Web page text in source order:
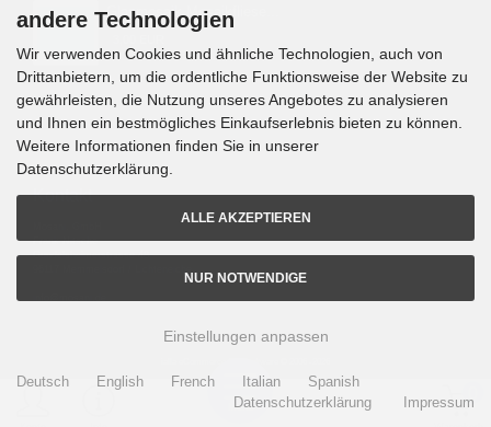
Glasmosaik Mosaikfliese...
Kontakt
Frank Nitsche
Gundelsheimerstrasse 48
Menü
andere Technologien
Wir verwenden Cookies und ähnliche Technologien, auch von
Drittanbietern, um die ordentliche Funktionsweise der Website zu
gewährleisten, die Nutzung unseres Angebotes zu analysieren
und Ihnen ein bestmögliches Einkaufserlebnis bieten zu können.
Weitere Informationen finden Sie in unserer
Datenschutzerklärung.
ALLE AKZEPTIEREN
NUR NOTWENDIGE
Einstellungen anpassen
Deutsch English French Italian
Spanish
Datenschutzerklärung
Impressum